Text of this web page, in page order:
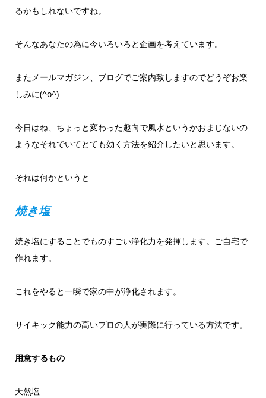
るかもしれないですね。
そんなあなたの為に今いろいろと企画を考えています。
またメールマガジン、ブログでご案内致しますのでどうぞお楽
しみに(^o^)
今日はね、ちょっと変わった趣向で風水というかおまじないの
ようなそれでいてとても効く方法を紹介したいと思います。
それは何かというと
焼き塩
焼き塩にすることでものすごい浄化力を発揮します。ご自宅で
作れます。
これをやると一瞬で家の中が浄化されます。
サイキック能力の高いプロの人が実際に行っている方法です。
用意するもの
天然塩